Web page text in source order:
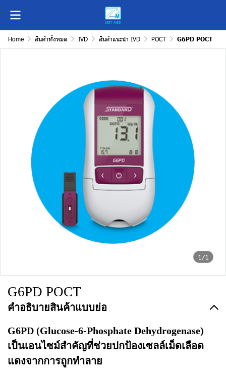
Home สินค้าทั้งหมด IVD สินค้าแนะนำ IVD POCT G6PD POCT
1/1
G6PD POCT
คำอธิบายสินค้าแบบย่อ
G6PD (Glucose-6-Phosphate Dehydrogenase)
เป็นเอนไซม์สำคัญที่ช่วยปกป้องเซลล์เม็ดเลือด
แดงจากการถูกทำลาย